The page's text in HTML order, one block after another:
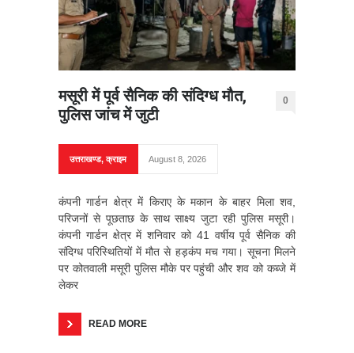
मसूरी में पूर्व सैनिक की संदिग्ध मौत,
पुलिस जांच में जुटी
0
उत्तराखण्ड,क्राइम August 8, 2026
कंपनी गार्डन क्षेत्र में किराए के मकान के बाहर मिला शव,
परिजनों से पूछताछ के साथ साक्ष्य जुटा रही पुलिस मसूरी।
कंपनी गार्डन क्षेत्र में शनिवार को 41 वर्षीय पूर्व सैनिक की
संदिग्ध परिस्थितियों में मौत से हड़कंप मच गया। सूचना मिलने
पर कोतवाली मसूरी पुलिस मौके पर पहुंची और शव को कब्जे में
लेकर
READ MORE